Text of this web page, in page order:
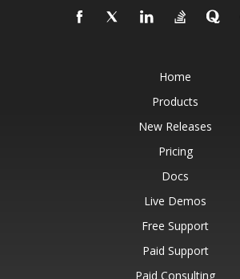
Home
Products
New Releases
Pricing
Docs
Live Demos
Free Support
Paid Support
Paid Consulting